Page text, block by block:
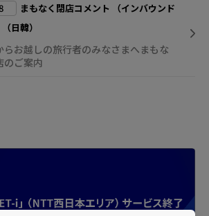
まもなく閉店コメント （インバウンド
日韓）
らお越しの旅行者のみなさまへまもな
のご案内